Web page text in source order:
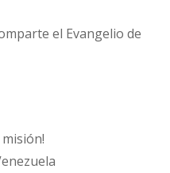
el Evangelio de